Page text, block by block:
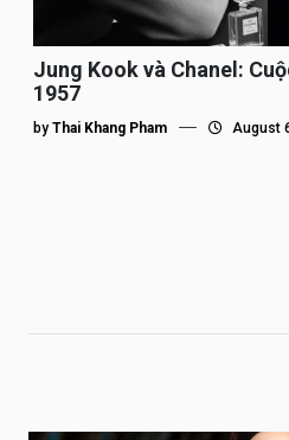
Jung Kook và Chanel:
1957
by Thai Khang Pham August